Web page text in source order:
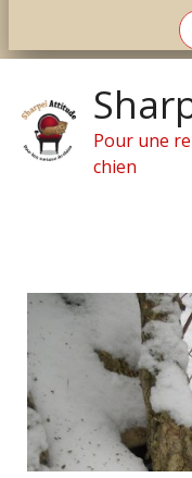
contenu
Pour une
chien